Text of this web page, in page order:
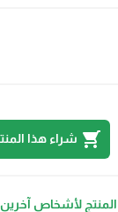
shopping_cart شراء هذا
المنتج لأشخاص